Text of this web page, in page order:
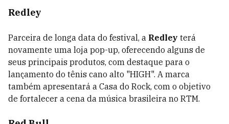
Redley
Parceira de longa data do festival, a Redley terá
novamente uma loja pop-up, oferecendo alguns de
seus principais produtos, com destaque para o
lançamento do tênis cano alto "HIGH". A marca
também apresentará a Casa do Rock, com o objetivo
de fortalecer a cena da música brasileira no RTM.